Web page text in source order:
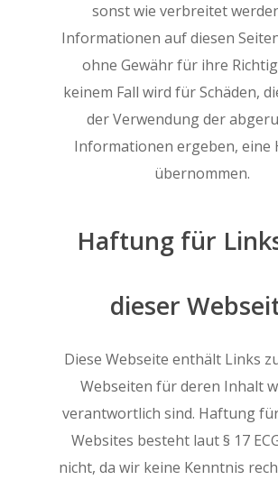
sonst wie verbreitet
Informationen auf diesen
ohne Gewähr für ihre
keinem Fall wird für Schäden,
der Verwendung der
Informationen ergeben, eine
übernommen.
Haftung für
dieser
Diese Webseite enthält Links
Webseiten für deren Inhalt
verantwortlich sind. Haftung
Websites besteht laut § 17
nicht, da wir keine Kenntnis